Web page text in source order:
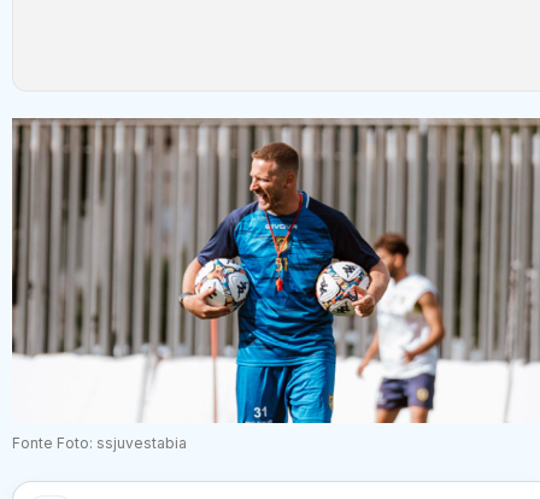
Fonte Foto: ssjuvestabia